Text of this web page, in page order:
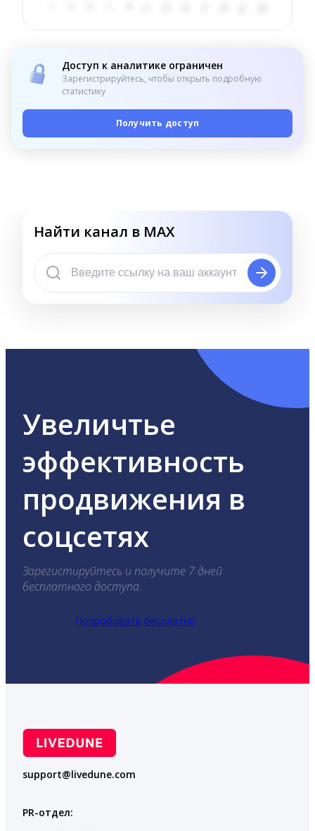
Доступ к аналитике ограничен
Зарегистрируйтесь, чтобы открыть подробную
статистику
Получить доступ
Найти канал в MAX
Увеличтье
эффективность
продвижения в
соцсетях
Зарегистируйтесь и получите 7 дней
бесплатного доступа.
Попробовать бесплатно
support@livedune.com
PR-отдел: